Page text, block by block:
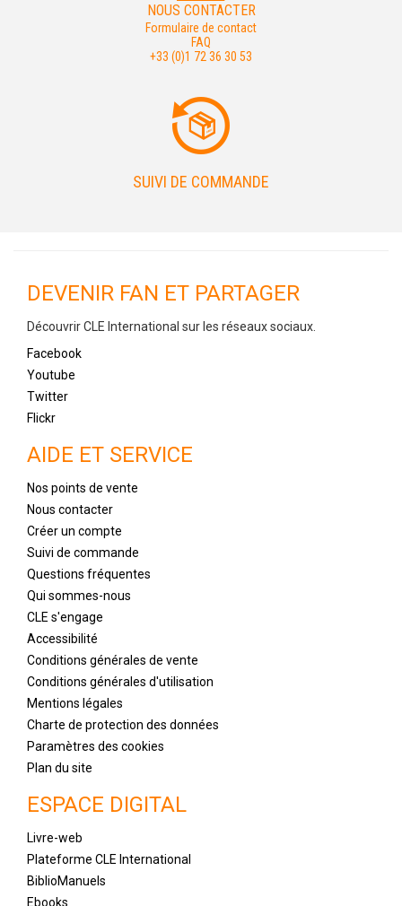
NOUS CONTACTER
Formulaire de contact
FAQ
+33 (0)1 72 36 30 53
SUIVI DE COMMANDE
DEVENIR FAN ET PARTAGER
Découvrir CLE International sur les réseaux sociaux.
Facebook
Youtube
Twitter
Flickr
AIDE ET SERVICE
Nos points de vente
Nous contacter
Créer un compte
Suivi de commande
Questions fréquentes
Qui sommes-nous
CLE s'engage
Accessibilité
Conditions générales de vente
Conditions générales d'utilisation
Mentions légales
Charte de protection des données
Paramètres des cookies
Plan du site
ESPACE DIGITAL
Livre-web
Plateforme CLE International
BiblioManuels
Ebooks